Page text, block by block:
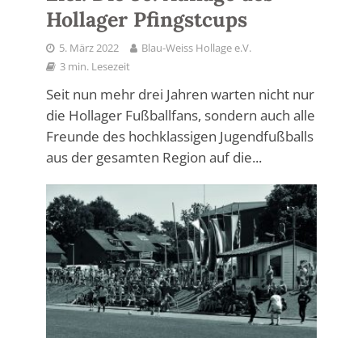
Hollager Pfingstcups
5. März 2022
Blau-Weiss Hollage e.V.
3 min. Lesezeit
Seit nun mehr drei Jahren warten nicht nur
die Hollager Fußballfans, sondern auch alle
Freunde des hochklassigen Jugendfußballs
aus der gesamten Region auf die...